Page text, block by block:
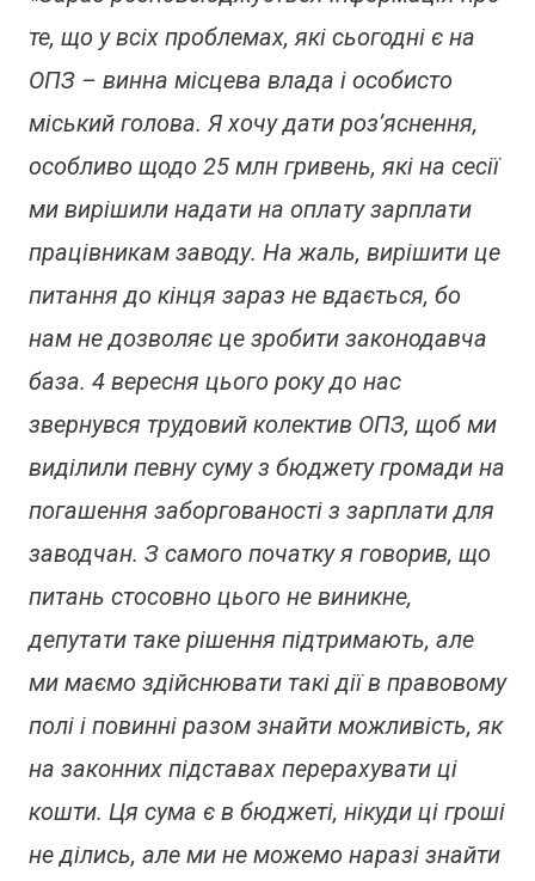
те, що у всіх проблемах, які сьогодні є на
ОПЗ – винна місцева влада і особисто
міський голова. Я хочу дати роз’яснення,
особливо щодо 25 млн гривень, які на сесії
ми вирішили надати на оплату зарплати
працівникам заводу. На жаль, вирішити це
питання до кінця зараз не вдається, бо
нам не дозволяє це зробити законодавча
база. 4 вересня цього року до нас
звернувся трудовий колектив ОПЗ, щоб ми
виділили певну суму з бюджету громади на
погашення заборгованості з зарплати для
заводчан. З самого початку я говорив, що
питань стосовно цього не виникне,
депутати таке рішення підтримають, але
ми маємо здійснювати такі дії в правовому
полі і повинні разом знайти можливість, як
на законних підставах перерахувати ці
кошти. Ця сума є в бюджеті, нікуди ці гроші
не ділись, але ми не можемо наразі знайти